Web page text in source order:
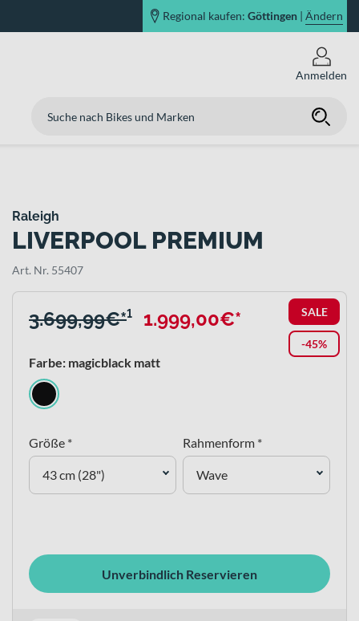
Regional kaufen: Göttingen | Ändern
Anmelden
Raleigh
LIVERPOOL PREMIUM
Art. Nr. 55407
SALE
-45%
3.699,99€*¹ 1.999,00€*
Farbe: magicblack matt
Größe *
43 cm (28")
Rahmenform *
Wave
Unverbindlich Reservieren